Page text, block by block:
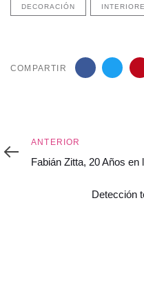
DECORACIÓN
COMPARTIR
Anterior
ANTERIOR
Fabián Zitta, 20 Años en
Detección